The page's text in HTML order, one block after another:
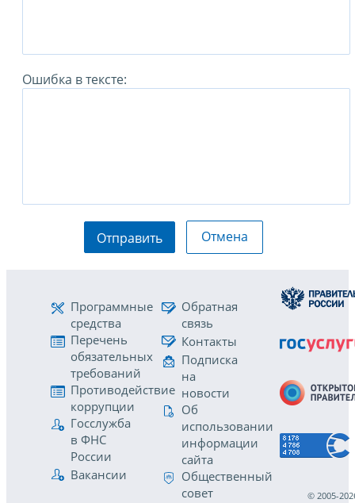
Ошибка в тексте:
Отправить Отмена
Программные
средства
Перечень
обязательных
требований
Противодействие
коррупции
Госслужба
в ФНС
России
Вакансии
Обратная
связь
Контакты
Подписка
на
новости
Об
использовании
информации
сайта
Общественный
совет
© 2005-